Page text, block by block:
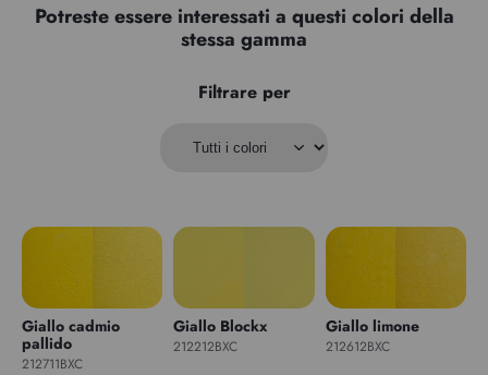
Potreste essere interessati a questi colori della
stessa gamma
Filtrare per
Giallo cadmio
pallido
212711BXC
Giallo Blockx
212212BXC
Giallo limone
212612BXC